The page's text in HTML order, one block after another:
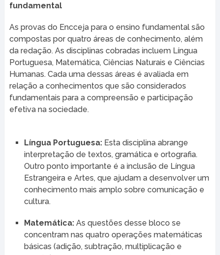
fundamental
As provas do Encceja para o ensino fundamental são
compostas por quatro áreas de conhecimento, além
da redação. As disciplinas cobradas incluem Língua
Portuguesa, Matemática, Ciências Naturais e Ciências
Humanas. Cada uma dessas áreas é avaliada em
relação a conhecimentos que são considerados
fundamentais para a compreensão e participação
efetiva na sociedade.
Língua Portuguesa:Esta disciplina abrange
interpretação de textos, gramática e ortografia.
Outro ponto importante é a inclusão de Língua
Estrangeira e Artes, que ajudam a desenvolver um
conhecimento mais amplo sobre comunicação e
cultura.
Matemática:As questões desse bloco se
concentram nas quatro operações matemáticas
básicas (adição, subtração, multiplicação e